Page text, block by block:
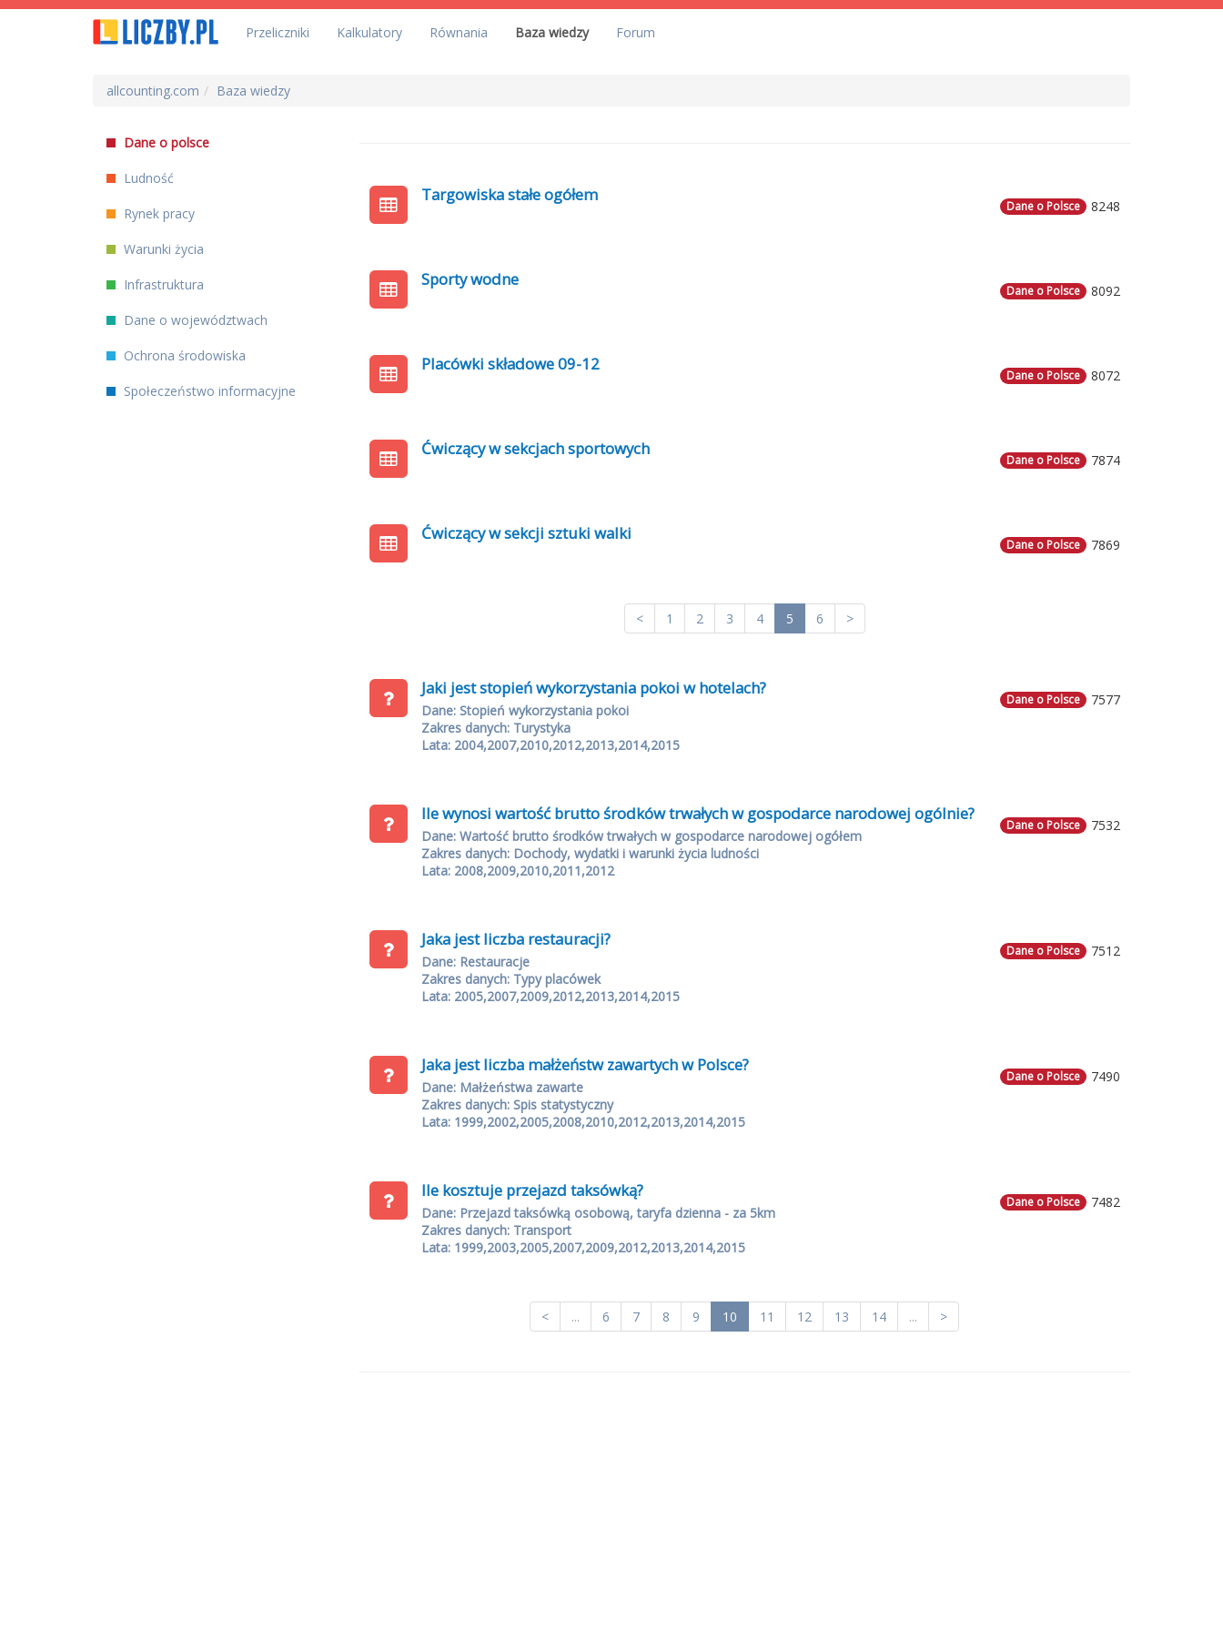
Przeliczniki Kalkulatory Równania Baza wiedzy Forum
allcounting.com Baza wiedzy
Dane o polsce
Ludność
Rynek pracy
Warunki życia
Infrastruktura
Dane o województwach
Ochrona środowiska
Społeczeństwo informacyjne
8248
Dane o Polsce
Targowiska stałe ogółem
8092
Dane o Polsce
Sporty wodne
8072
Dane o Polsce
Placówki składowe 09-12
7874
Dane o Polsce
Ćwiczący w sekcjach sportowych
7869
Dane o Polsce
Ćwiczący w sekcji sztuki walki
< 1 2 3 4 5 6 >
7577
Dane o Polsce
Jaki jest stopień wykorzystania pokoi w hotelach?
Dane: Stopień wykorzystania pokoi
Zakres danych: Turystyka
Lata: 2004,2007,2010,2012,2013,2014,2015
7532
Dane o Polsce
Ile wynosi wartość brutto środków trwałych w gospodarce narodowej ogólnie?
Dane: Wartość brutto środków trwałych w gospodarce narodowej ogółem
Zakres danych: Dochody, wydatki i warunki życia ludności
Lata: 2008,2009,2010,2011,2012
7512
Dane o Polsce
Jaka jest liczba restauracji?
Dane: Restauracje
Zakres danych: Typy placówek
Lata: 2005,2007,2009,2012,2013,2014,2015
7490
Dane o Polsce
Jaka jest liczba małżeństw zawartych w Polsce?
Dane: Małżeństwa zawarte
Zakres danych: Spis statystyczny
Lata: 1999,2002,2005,2008,2010,2012,2013,2014,2015
7482
Dane o Polsce
Ile kosztuje przejazd taksówką?
Dane: Przejazd taksówką osobową, taryfa dzienna - za 5km
Zakres danych: Transport
Lata: 1999,2003,2005,2007,2009,2012,2013,2014,2015
< ... 6 7 8 9 10 11 12 13 14 ... >